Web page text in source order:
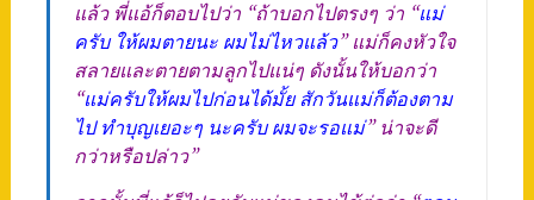
แล้ว พี่แอ้ก็ตอบไปว่า “ถ้าบอกไปตรงๆ ว่า “แม่
ครับ ให้ผมตายนะ ผมไม่ไหวแล้ว” แม่ก็คงหัวใจ
สลายและตายตามลูกไปแน่ๆ ดังนั้นให้บอกว่า
“แม่ครับให้ผมไปก่อนได้มั้ย สักวันแม่ก็ต้องตาม
ไป ทำบุญเยอะๆ นะครับ ผมจะรอแม่” น่าจะดี
กว่าหรือปล่าว”